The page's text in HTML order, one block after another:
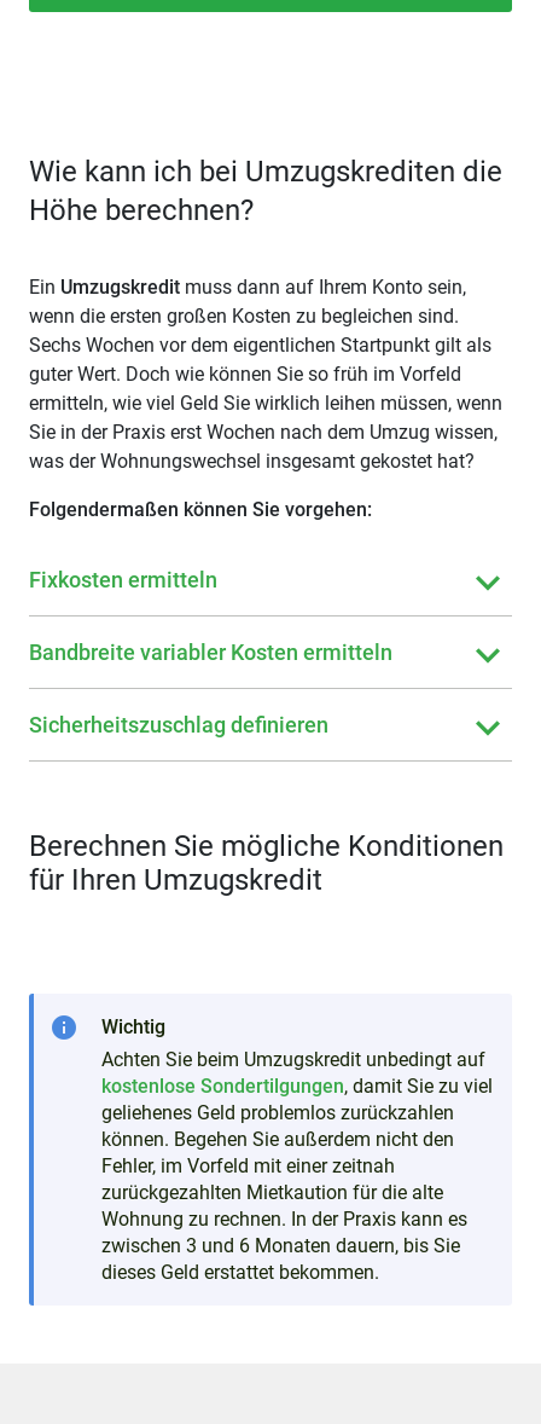
Wie kann ich bei Umzugskrediten die
Höhe berechnen?
Ein Umzugskredit muss dann auf Ihrem Konto sein,
wenn die ersten großen Kosten zu begleichen sind.
Sechs Wochen vor dem eigentlichen Startpunkt gilt als
guter Wert. Doch wie können Sie so früh im Vorfeld
ermitteln, wie viel Geld Sie wirklich leihen müssen, wenn
Sie in der Praxis erst Wochen nach dem Umzug wissen,
was der Wohnungswechsel insgesamt gekostet hat?
Folgendermaßen können Sie vorgehen:
Fixkosten ermitteln
Bandbreite variabler Kosten ermitteln
Sicherheitszuschlag definieren
Berechnen Sie mögliche Konditionen
für Ihren Umzugskredit
info
Wichtig
Achten Sie beim Umzugskredit unbedingt auf
kostenlose Sondertilgungen, damit Sie zu viel
geliehenes Geld problemlos zurückzahlen
können. Begehen Sie außerdem nicht den
Fehler, im Vorfeld mit einer zeitnah
zurückgezahlten Mietkaution für die alte
Wohnung zu rechnen. In der Praxis kann es
zwischen 3 und 6 Monaten dauern, bis Sie
dieses Geld erstattet bekommen.